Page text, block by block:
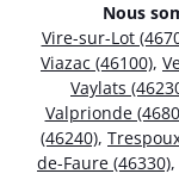
Nous
Vire-sur-Lot
Viazac (46100),
Vaylats
Valprionde
(46240),
de-Faure (46330),